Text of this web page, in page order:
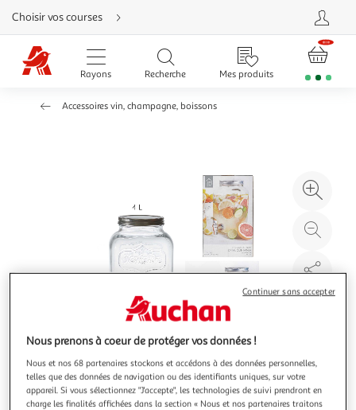
Aller
directement
au
contenu
Aller
directement
Aller
Choisir vos courses
Rayons Recherche Mes produits
Accessoires vin, champagne, boissons
à
100
le
Illustration
précédente
Illustration
suivante
Nous prenons à coeur de protéger vos données !
Nous et nos 68 partenaires stockons et accédons à des données personnelles,
telles que des données de navigation ou des identifiants uniques, sur votre
appareil. Si vous sélectionnez "J'accepte", les technologies de suivi prendront en
charge les finalités affichées dans la section « Nous et nos partenaires traitons
Continuer sans accepter